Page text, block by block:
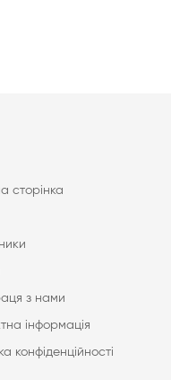
сторінка
з нами
інформація
конфіденційності